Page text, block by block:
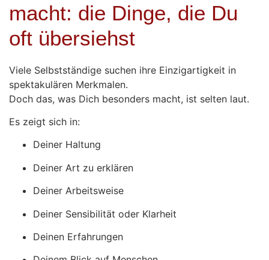
macht: die Dinge, die Du
oft übersiehst
Viele Selbstständige suchen ihre Einzigartigkeit in
spektakulären Merkmalen.
Doch das, was Dich besonders macht, ist selten laut.
Es zeigt sich in:
Deiner Haltung
Deiner Art zu erklären
Deiner Arbeitsweise
Deiner Sensibilität oder Klarheit
Deinen Erfahrungen